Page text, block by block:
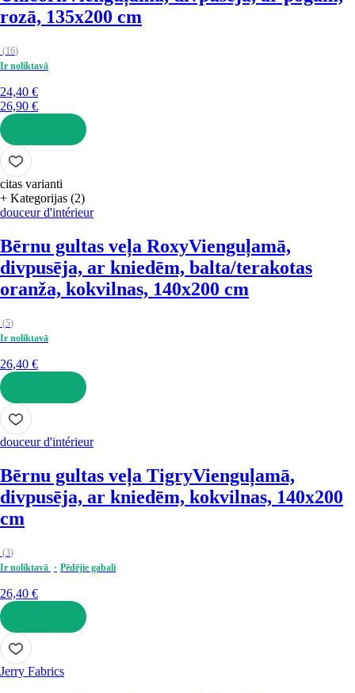
rozā, 135x200 cm
(16)
Ir noliktavā
24,40 €
26,90 €
LIKT GROZĀ
citas varianti
+ Kategorijas (2)
douceur d'intérieur
Bērnu gultas veļa RoxyVienguļamā,
divpusēja, ar kniedēm, balta/terakotas
oranža, kokvilnas, 140x200 cm
(5)
Ir noliktavā
26,40 €
LIKT GROZĀ
douceur d'intérieur
Bērnu gultas veļa TigryVienguļamā,
divpusēja, ar kniedēm, kokvilnas, 140x200
cm
(3)
Ir noliktavā
Pēdējie gabali
26,40 €
LIKT GROZĀ
Jerry Fabrics